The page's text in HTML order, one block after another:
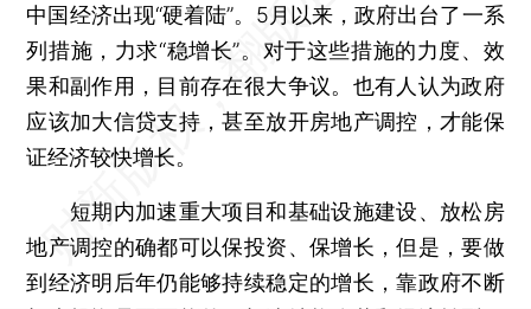
中国经济出现“硬着陆”。5月以来，政府出台了一系
列措施，力求“稳增长”。对于这些措施的力度、效
果和副作用，目前存在很大争议。也有人认为政府
应该加大信贷支持，甚至放开房地产调控，才能保
证经济较快增长。
短期内加速重大项目和基础设施建设、放松房
地产调控的确都可以保投资、保增长，但是，要做
到经济明后年仍能够持续稳定的增长，靠政府不断